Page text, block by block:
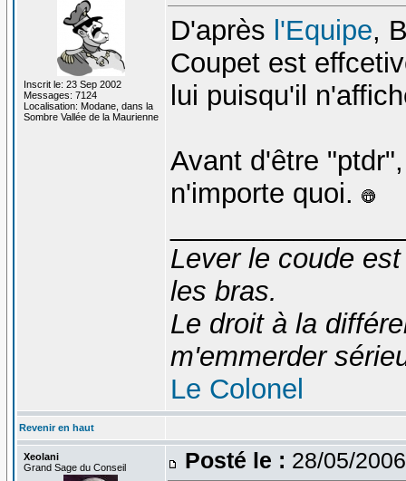
Inscrit le: 23 Sep 2002
Messages: 7124
Localisation: Modane, dans la
Sombre Vallée de la Maurienne
D'après l'Equipe,
Coupet est
lui puisqu'il
Avant d'être
n'importe quoi.
Lever le coude
les bras.
Le droit à la
m'emmerder
Le Colonel
Revenir en haut
Xeolani
Grand Sage du Conseil
Posté le : 28/05/